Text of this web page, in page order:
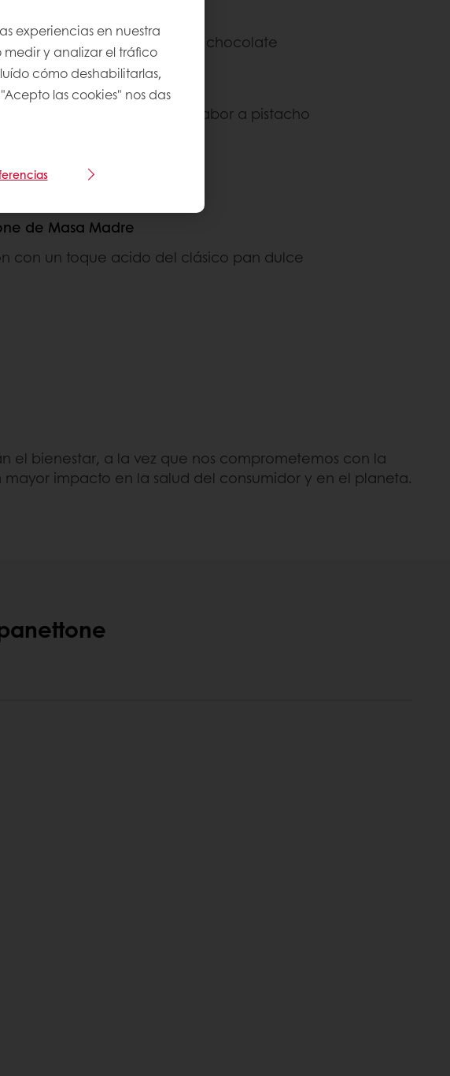
con deliciosos trocitos de chocolate
de Pistacho
navideño con un delicioso sabor a pistacho
cítrica y vibrante
de Masa Madre
con un toque acido del clásico pan dulce
el bienestar, a la vez que nos comprometemos con la
impacto en la salud del consumidor y en el planeta.
experiencias en nuestra
y analizar el tráfico
cómo deshabilitarlas,
las cookies" nos das